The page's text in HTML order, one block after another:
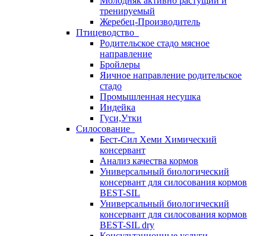
тренируемый
Жеребец-Производитель
Птицеводство
Родительское стадо мясное
направление
Бройлеры
Яичное направление родительское
стадо
Промышленная несушка
Индейка
Гуси,Утки
Силосование
Бест-Сил Хеми Химический
консервант
Анализ качества кормов
Универсальный биологический
консервант для силосования кормов
BEST-SIL
Универсальный биологический
консервант для силосования кормов
BEST-SIL dry